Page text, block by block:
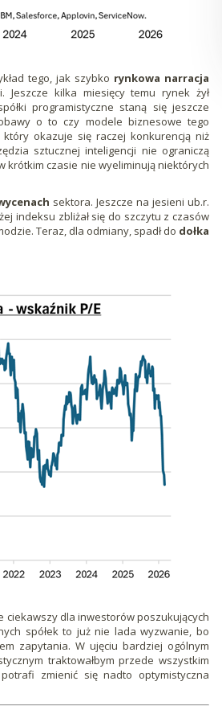
tego, jak szybko rynkowa narracja
Jeszcze kilka miesięcy temu rynek żył
programistyczne staną się jeszcze
o to czy modele biznesowe tego
okazuje się raczej konkurencją niż
sztucznej inteligencji nie ograniczą
krótkim czasie nie wyeliminują niektórych
sektora. Jeszcze na jesieni ub.r.
indeksu zbliżał się do szczytu z czasów
Teraz, dla odmiany, spadł do dołka
ciekawszy dla inwestorów poszukujących
spółek to już nie lada wyzwanie, bo
zapytania. W ujęciu bardziej ogólnym
traktowałbym przede wszystkim
zmienić się nadto optymistyczna